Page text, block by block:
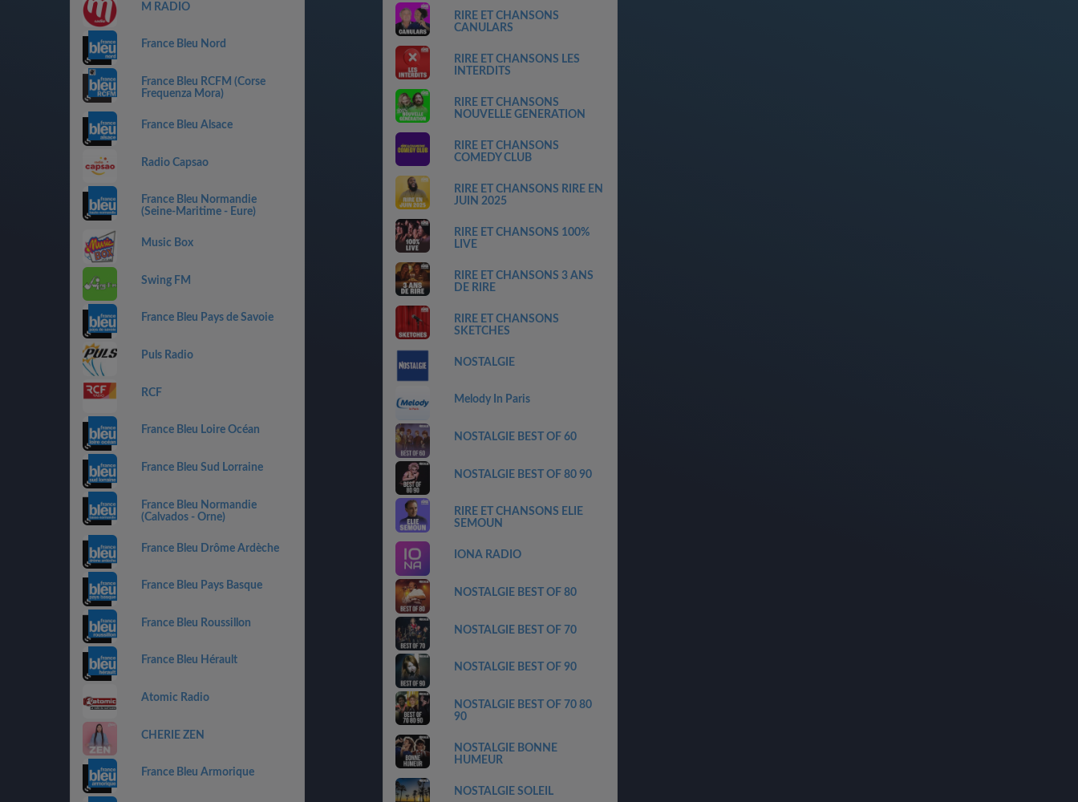
M RADIO
France Bleu Nord
France Bleu RCFM (Corse
Frequenza Mora)
France Bleu Alsace
Radio Capsao
France Bleu Normandie
(Seine-Maritime - Eure)
Music Box
Swing FM
France Bleu Pays de Savoie
Puls Radio
RCF
France Bleu Loire Océan
France Bleu Sud Lorraine
France Bleu Normandie
(Calvados - Orne)
France Bleu Drôme Ardèche
France Bleu Pays Basque
France Bleu Roussillon
France Bleu Hérault
Atomic Radio
CHERIE ZEN
France Bleu Armorique
RIRE ET CHANSONS
CANULARS
RIRE ET CHANSONS LES
INTERDITS
RIRE ET CHANSONS
NOUVELLE GENERATION
RIRE ET CHANSONS
COMEDY CLUB
RIRE ET CHANSONS RIRE EN
JUIN 2025
RIRE ET CHANSONS 100%
LIVE
RIRE ET CHANSONS 3 ANS
DE RIRE
RIRE ET CHANSONS
SKETCHES
NOSTALGIE
Melody In Paris
NOSTALGIE BEST OF 60
NOSTALGIE BEST OF 80 90
RIRE ET CHANSONS ELIE
SEMOUN
IONA RADIO
NOSTALGIE BEST OF 80
NOSTALGIE BEST OF 70
NOSTALGIE BEST OF 90
NOSTALGIE BEST OF 70 80
90
NOSTALGIE BONNE
HUMEUR
NOSTALGIE SOLEIL